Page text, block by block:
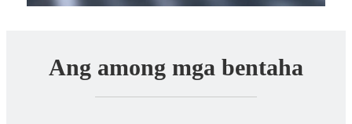
Ang among mga bentaha